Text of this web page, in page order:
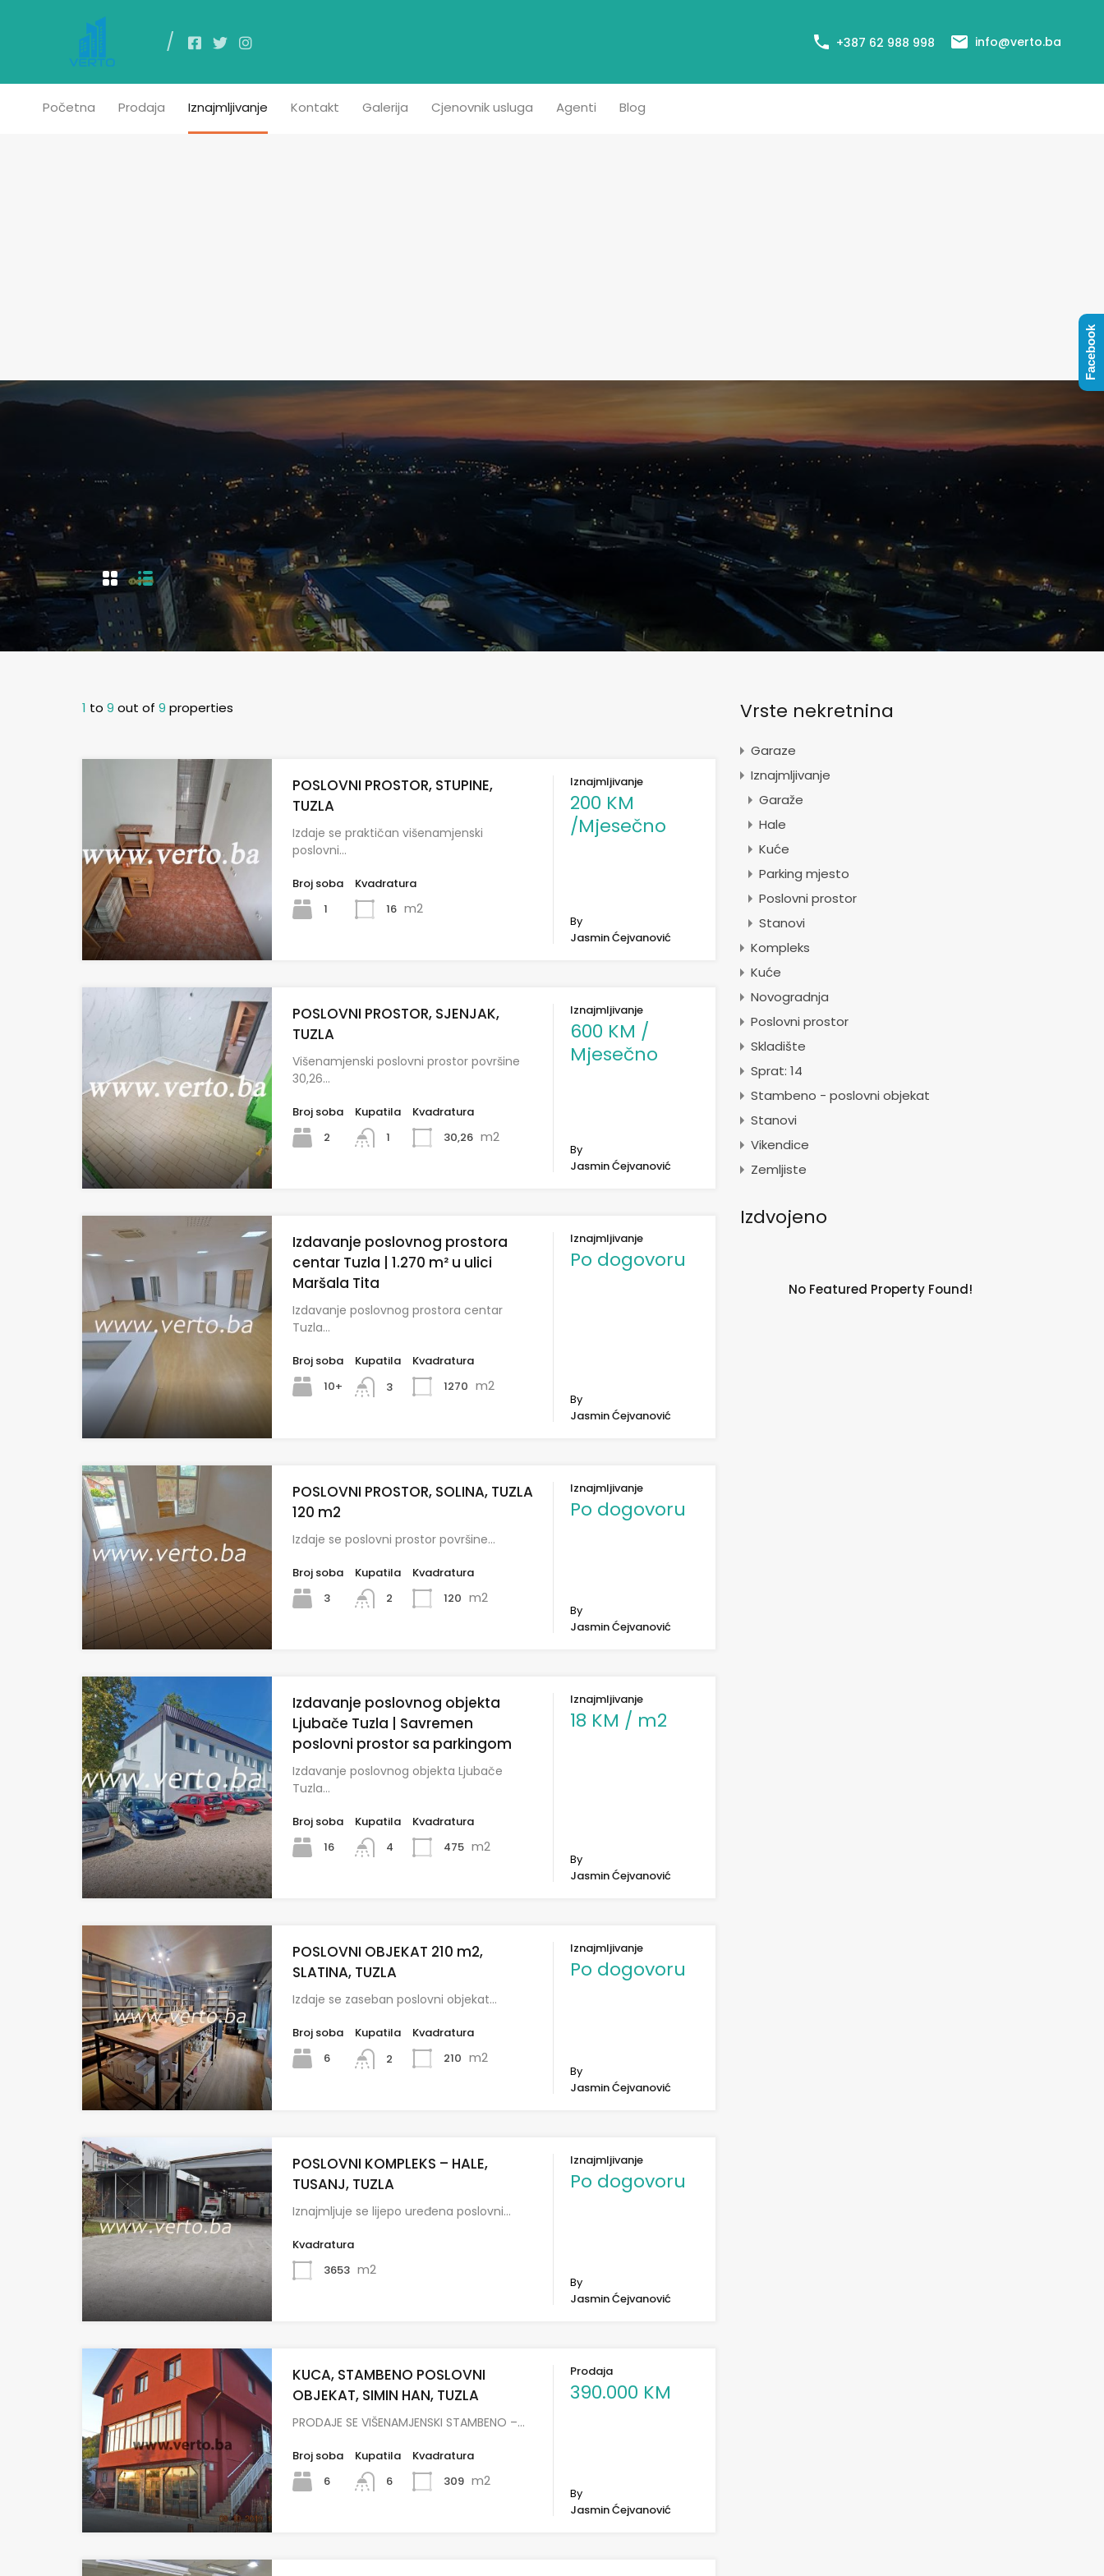
Cjenovnik usluga +387 62 988 998
+387 62 988 998 info@verto.ba
Početna Prodaja Iznajmljivanje Kontakt Galerija Cjenovnik usluga Agenti Blog
1 to 9 out of 9 properties
POSLOVNI PROSTOR, STUPINE,
TUZLA
Izdaje se praktičan višenamjenski
poslovni…
Broj soba
1
Kvadratura
16 m2
Iznajmljivanje
200 KM
/Mjesečno
By
Jasmin Ćejvanović
POSLOVNI PROSTOR, SJENJAK,
TUZLA
Višenamjenski poslovni prostor površine
30,26…
Broj soba
2
Kupatila
1
Kvadratura
30,26 m2
Iznajmljivanje
600 KM /
Mjesečno
By
Jasmin Ćejvanović
Izdavanje poslovnog prostora
centar Tuzla | 1.270 m² u ulici
Maršala Tita
Izdavanje poslovnog prostora centar
Tuzla…
Broj soba
10+
Kupatila
3
Kvadratura
1270 m2
Iznajmljivanje
Po dogovoru
By
Jasmin Ćejvanović
POSLOVNI PROSTOR, SOLINA, TUZLA
120 m2
Izdaje se poslovni prostor površine…
Broj soba
3
Kupatila
2
Kvadratura
120 m2
Iznajmljivanje
Po dogovoru
By
Jasmin Ćejvanović
Izdavanje poslovnog objekta
Ljubače Tuzla | Savremen
poslovni prostor sa parkingom
Izdavanje poslovnog objekta Ljubače
Tuzla…
Broj soba
16
Kupatila
4
Kvadratura
475 m2
Iznajmljivanje
18 KM / m2
By
Jasmin Ćejvanović
POSLOVNI OBJEKAT 210 m2,
SLATINA, TUZLA
Izdaje se zaseban poslovni objekat…
Broj soba
6
Kupatila
2
Kvadratura
210 m2
Iznajmljivanje
Po dogovoru
By
Jasmin Ćejvanović
POSLOVNI KOMPLEKS – HALE,
TUSANJ, TUZLA
Iznajmljuje se lijepo uređena poslovni…
Kvadratura
3653 m2
Iznajmljivanje
Po dogovoru
By
Jasmin Ćejvanović
KUCA, STAMBENO POSLOVNI
OBJEKAT, SIMIN HAN, TUZLA
PRODAJE SE VIŠENAMJENSKI STAMBENO –…
Broj soba
6
Kupatila
6
Kvadratura
309 m2
Prodaja
390.000 KM
By
Jasmin Ćejvanović
Vrste nekretnina
Garaze
Iznajmljivanje
Garaže
Hale
Kuće
Parking mjesto
Poslovni prostor
Stanovi
Kompleks
Kuće
Novogradnja
Poslovni prostor
Skladište
Sprat: 14
Stambeno - poslovni objekat
Stanovi
Vikendice
Zemljiste
Izdvojeno
No Featured Property Found!
Facebook